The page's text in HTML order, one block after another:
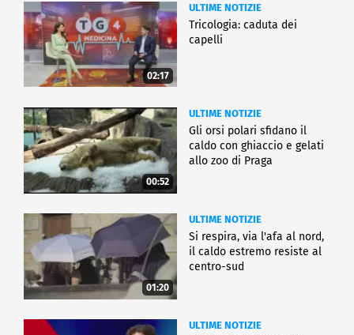
02:17
ULTIME NOTIZIE
Tricologia: caduta dei
capelli
00:52
ULTIME NOTIZIE
Gli orsi polari sfidano il
caldo con ghiaccio e gelati
allo zoo di Praga
01:20
ULTIME NOTIZIE
Si respira, via l'afa al nord,
il caldo estremo resiste al
centro-sud
ULTIME NOTIZIE